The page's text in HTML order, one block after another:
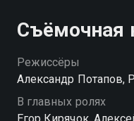
Съёмочная
Режиссёры
Александр Потапов,
В главных ролях